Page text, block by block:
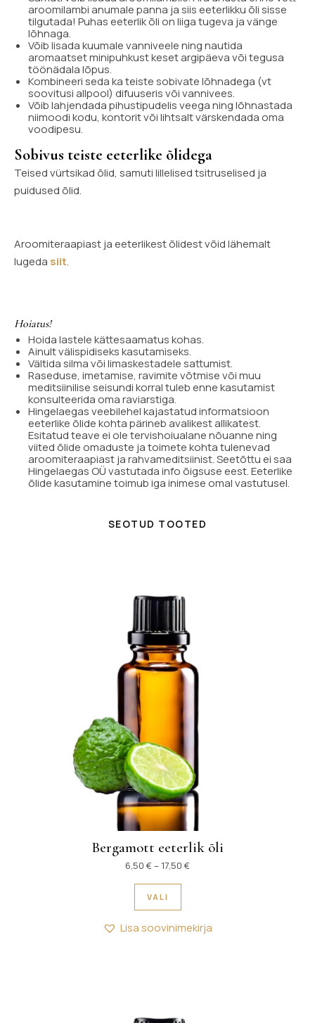
aroomilambi anumale panna ja siis eeterlikku õli sisse
tilgutada! Puhas eeterlik õli on liiga tugeva ja vänge
lõhnaga.
Võib lisada kuumale vanniveele ning nautida
aromaatset minipuhkust keset argipäeva või tegusa
töönädala lõpus.
Kombineeri seda ka teiste sobivate lõhnadega (vt
soovitusi allpool) difuuseris või vannivees.
Võib lahjendada pihustipudelis veega ning lõhnastada
niimoodi kodu, kontorit või lihtsalt värskendada oma
voodipesu.
Sobivus teiste eeterlike õlidega
Teised vürtsikad õlid, samuti lillelised tsitruselised ja
puidused õlid.
Aroomiteraapiast ja eeterlikest õlidest võid lähemalt
lugeda siit.
Hoiatus!
Hoida lastele kättesaamatus kohas.
Ainult välispidiseks kasutamiseks.
Vältida silma või limaskestadele sattumist.
Raseduse, imetamise, ravimite võtmise või muu
meditsiinilise seisundi korral tuleb enne kasutamist
konsulteerida oma raviarstiga.
Hingelaegas veebilehel kajastatud informatsioon
eeterlike õlide kohta pärineb avalikest allikatest.
Esitatud teave ei ole tervishoiualane nõuanne ning
viited õlide omaduste ja toimete kohta tulenevad
aroomiteraapiast ja rahvameditsiinist. Seetõttu ei saa
Hingelaegas OÜ vastutada info õigsuse eest. Eeterlike
õlide kasutamine toimub iga inimese omal vastutusel.
SEOTUD TOOTED
Bergamott eeterlik õli
6,50 €– 17,50 €Hinnavahemik: 6,50 € kuni
VALI
Sellel tootel on mitu
Lisa soovinimekirja